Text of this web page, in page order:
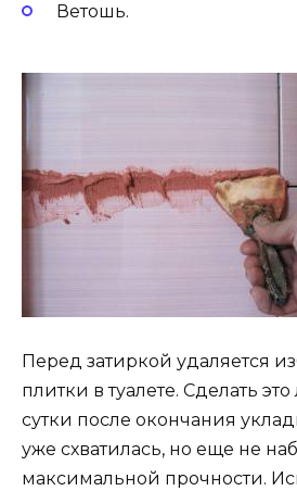
Ветошь.
Перед затиркой удаляется
плитки в туалете. Сделать
сутки после окончания
уже схватилась, но еще не
максимальной прочности.